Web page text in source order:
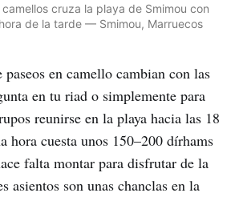
cruza la playa de Smimou con
de la tarde — Smimou, Marruecos
paseos en camello cambian con las
en tu riad o simplemente para
reunirse en la playa hacia las 18
hora cuesta unos 150–200 dírhams
falta montar para disfrutar de la
asientos son unas chanclas en la